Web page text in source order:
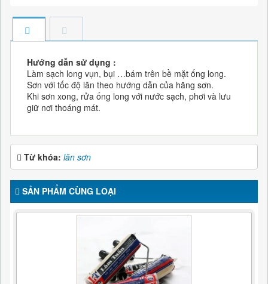
Hướng dẫn sử dụng :
Làm sạch long vụn, bụi …bám trên bề mặt ống long.
Sơn với tốc độ lăn theo hướng dẫn của hãng sơn.
Khi sơn xong, rửa ống long với nước sạch, phơi và lưu
giữ nơi thoáng mát.
Từ khóa: lăn sơn
SẢN PHẨM CÙNG LOẠI